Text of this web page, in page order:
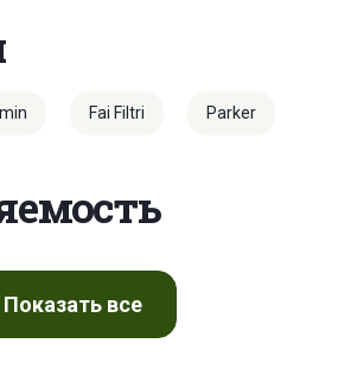
Fai Filtri Parker
Показатьвсе